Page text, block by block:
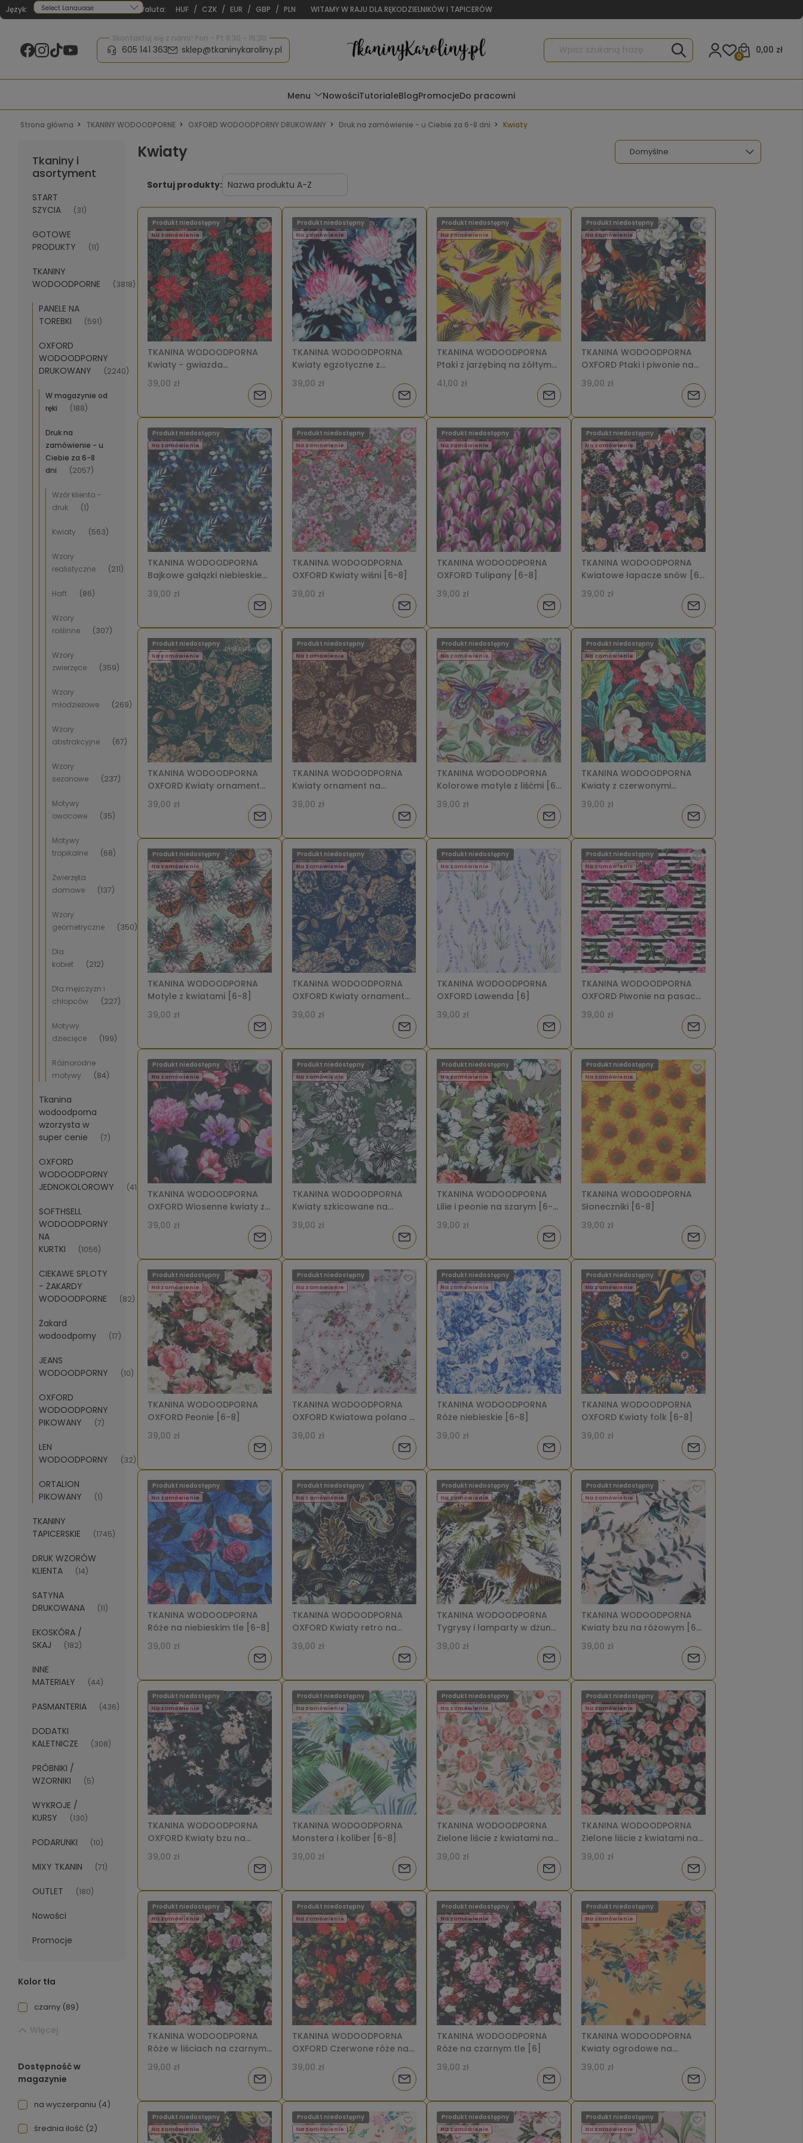
Język:
Powered by
Waluta: HUF / CZK / EUR / GBP / PLN WITAMY W RAJU DLA RĘKODZIELNIKÓW I TAPICERÓW
Skontaktuj się z nami! Pon - Pt 8:30 - 16:30
605 141 363 sklep@tkaninykaroliny.pl 0,00 zł
0
Menu NowościTutorialeBlogPromocjeDo pracowni
Strona główna TKANINY WODOODPORNE OXFORD WODOODPORNY DRUKOWANY Druk na zamówienie - u Ciebie za 6-8 dni Kwiaty
Tkaniny i
asortyment
START
SZYCIA
(31)
GOTOWE
PRODUKTY
(11)
TKANINY
WODOODPORNE
(3818)
PANELE NA
TOREBKI
(591)
OXFORD
WODOODPORNY
DRUKOWANY
(2240)
W magazynie od
ręki
(188)
Druk na
zamówienie - u
Ciebie za 6-8
dni
(2057)
Wzór klienta -
druk
(1)
Kwiaty (563)
Wzory
realistyczne
(211)
Haft (86)
Wzory
roślinne
(307)
Wzory
zwierzęce
(359)
Wzory
młodzieżowe
(269)
Wzory
abstrakcyjne
(67)
Wzory
sezonowe
(237)
Motywy
owocowe
(35)
Motywy
tropikalne
(68)
Zwierzęta
domowe
(137)
Wzory
geometryczne
(350)
Dla
kobiet
(212)
Dla mężczyzn i
chłopców
(227)
Motywy
dziecięce
(199)
Różnorodne
motywy
(84)
Tkanina
wodoodporna
wzorzysta w
super cenie
(7)
OXFORD
WODOODPORNY
JEDNOKOLOROWY
(41)
SOFTHSELL
WODOODPORNY
NA
KURTKI
(1056)
CIEKAWE SPLOTY
- ŻAKARDY
WODOODPORNE
(82)
Żakard
wodoodporny
(17)
JEANS
WODOODPORNY
(10)
OXFORD
WODOODPORNY
PIKOWANY
(7)
LEN
WODOODPORNY
(32)
ORTALION
PIKOWANY
(1)
TKANINY
TAPICERSKIE
(1745)
DRUK WZORÓW
KLIENTA
(14)
SATYNA
DRUKOWANA
(11)
EKOSKÓRA /
SKAJ
(182)
INNE
MATERIAŁY
(44)
PASMANTERIA (436)
DODATKI
KALETNICZE
(308)
PRÓBNIKI /
WZORNIKI
(5)
WYKROJE /
KURSY
(130)
PODARUNKI (10)
MIXY TKANIN (71)
OUTLET (180)
Nowości
Promocje
Kolor tła
czarny (89)
Więcej
Dostępność w
magazynie
na wyczerpaniu (4)
średnia ilość (2)
Kwiaty
Sortuj produkty:
TKANINA WODOODPORNA
Kwiaty - gwiazda
betlejemska [6-8]
39,00 zł
Na zamówienie
Produkt niedostępny
Powiadom
o
dostępności
TKANINA WODOODPORNA
Kwiaty egzotyczne z
motylami na ciemnym
granatowym [6-8]
39,00 zł
Na zamówienie
Produkt niedostępny
Powiadom
o
dostępności
TKANINA WODOODPORNA
Ptaki z jarzębiną na żółtym
tle [6-8]
41,00 zł
Na zamówienie
Produkt niedostępny
Powiadom
o
dostępności
TKANINA WODOODPORNA
OXFORD Ptaki i piwonie na
czarnym [6-8]
39,00 zł
Na zamówienie
Produkt niedostępny
Powiadom
o
dostępności
TKANINA WODOODPORNA
Bajkowe gałązki niebieskie
[6-8]
39,00 zł
Na zamówienie
Produkt niedostępny
Powiadom
o
dostępności
TKANINA WODOODPORNA
OXFORD Kwiaty wiśni [6-8]
39,00 zł
Na zamówienie
Produkt niedostępny
Powiadom
o
dostępności
TKANINA WODOODPORNA
OXFORD Tulipany [6-8]
39,00 zł
Na zamówienie
Produkt niedostępny
Powiadom
o
dostępności
TKANINA WODOODPORNA
Kwiatowe łapacze snów [6-
8]
39,00 zł
Na zamówienie
Produkt niedostępny
Powiadom
o
dostępności
TKANINA WODOODPORNA
OXFORD Kwiaty ornament
na zielonym [6-8]
39,00 zł
Na zamówienie
Produkt niedostępny
Powiadom
o
dostępności
TKANINA WODOODPORNA
Kwiaty ornament na
brązowym [6-8]
39,00 zł
Na zamówienie
Produkt niedostępny
Powiadom
o
dostępności
TKANINA WODOODPORNA
Kolorowe motyle z liśćmi [6-
8]
39,00 zł
Na zamówienie
Produkt niedostępny
Powiadom
o
dostępności
TKANINA WODOODPORNA
Kwiaty z czerwonymi
gałązkami [6-8]
39,00 zł
Na zamówienie
Produkt niedostępny
Powiadom
o
dostępności
TKANINA WODOODPORNA
Motyle z kwiatami [6-8]
39,00 zł
Na zamówienie
Produkt niedostępny
Powiadom
o
dostępności
TKANINA WODOODPORNA
OXFORD Kwiaty ornament
na granatowym [6-8]
39,00 zł
Na zamówienie
Produkt niedostępny
Powiadom
o
dostępności
TKANINA WODOODPORNA
OXFORD Lawenda [6]
39,00 zł
Na zamówienie
Produkt niedostępny
Powiadom
o
dostępności
TKANINA WODOODPORNA
OXFORD Piwonie na pasach
39,00 zł
Na zamówienie
Produkt niedostępny
Powiadom
o
dostępności
TKANINA WODOODPORNA
OXFORD Wiosenne kwiaty z
motylami [6-8]
39,00 zł
Na zamówienie
Produkt niedostępny
Powiadom
o
dostępności
TKANINA WODOODPORNA
Kwiaty szkicowane na
zielonym [6-8]
39,00 zł
Na zamówienie
Produkt niedostępny
Powiadom
o
dostępności
TKANINA WODOODPORNA
Lilie i peonie na szarym [6-
8]
39,00 zł
Na zamówienie
Produkt niedostępny
Powiadom
o
dostępności
TKANINA WODOODPORNA
Słoneczniki [6-8]
39,00 zł
Na zamówienie
Produkt niedostępny
Powiadom
o
dostępności
TKANINA WODOODPORNA
OXFORD Peonie [6-8]
39,00 zł
Na zamówienie
Produkt niedostępny
Powiadom
o
dostępności
TKANINA WODOODPORNA
OXFORD Kwiatowa polana z
motylami [6-8]
39,00 zł
Na zamówienie
Produkt niedostępny
Powiadom
o
dostępności
TKANINA WODOODPORNA
Róże niebieskie [6-8]
39,00 zł
Na zamówienie
Produkt niedostępny
Powiadom
o
dostępności
TKANINA WODOODPORNA
OXFORD Kwiaty folk [6-8]
39,00 zł
Na zamówienie
Produkt niedostępny
Powiadom
o
dostępności
TKANINA WODOODPORNA
Róże na niebieskim tle [6-8]
39,00 zł
Na zamówienie
Produkt niedostępny
Powiadom
o
dostępności
TKANINA WODOODPORNA
OXFORD Kwiaty retro na
czarnym [6-8]
39,00 zł
Na zamówienie
Produkt niedostępny
Powiadom
o
dostępności
TKANINA WODOODPORNA
Tygrysy i lamparty w dżungli
[6-8]
39,00 zł
Na zamówienie
Produkt niedostępny
Powiadom
o
dostępności
TKANINA WODOODPORNA
Kwiaty bzu na różowym [6-
8]
39,00 zł
Na zamówienie
Produkt niedostępny
Powiadom
o
dostępności
TKANINA WODOODPORNA
OXFORD Kwiaty bzu na
czarnym [6-8]
39,00 zł
Na zamówienie
Produkt niedostępny
Powiadom
o
dostępności
TKANINA WODOODPORNA
Monstera i koliber [6-8]
39,00 zł
Na zamówienie
Produkt niedostępny
Powiadom
o
dostępności
TKANINA WODOODPORNA
Zielone liście z kwiatami na
beżowym [6-8]
39,00 zł
Na zamówienie
Produkt niedostępny
Powiadom
o
dostępności
TKANINA WODOODPORNA
Zielone liście z kwiatami na
czarnym [6-8]
39,00 zł
Na zamówienie
Produkt niedostępny
Powiadom
o
dostępności
TKANINA WODOODPORNA
Róże w liściach na czarnym
[6-8]
39,00 zł
Na zamówienie
Produkt niedostępny
Powiadom
o
dostępności
TKANINA WODOODPORNA
OXFORD Czerwone róże na
czarnym [6-8]
39,00 zł
Na zamówienie
Produkt niedostępny
Powiadom
o
dostępności
TKANINA WODOODPORNA
Róże na czarnym tle [6]
39,00 zł
Na zamówienie
Produkt niedostępny
Powiadom
o
dostępności
TKANINA WODOODPORNA
Kwiaty ogrodowe na
pomarańczowym [6]
39,00 zł
Na zamówienie
Produkt niedostępny
Powiadom
o
dostępności
Na zamówienie
Produkt niedostępny
Na zamówienie
Produkt niedostępny
Na zamówienie
Produkt niedostępny
Na zamówienie
Produkt niedostępny